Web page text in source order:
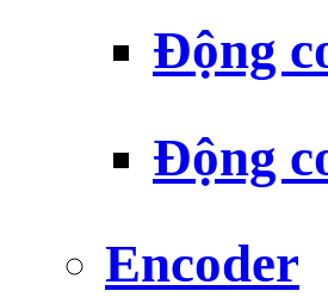
Động
Động
Encoder